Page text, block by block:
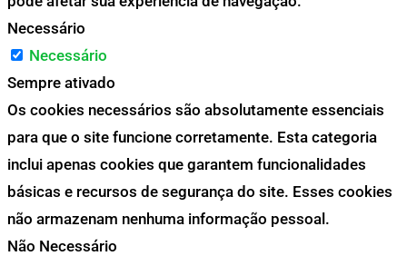
Necessário
Necessário
Sempre ativado
Os cookies necessários são absolutamente essenciais
para que o site funcione corretamente. Esta categoria
inclui apenas cookies que garantem funcionalidades
básicas e recursos de segurança do site. Esses cookies
não armazenam nenhuma informação pessoal.
Não Necessário